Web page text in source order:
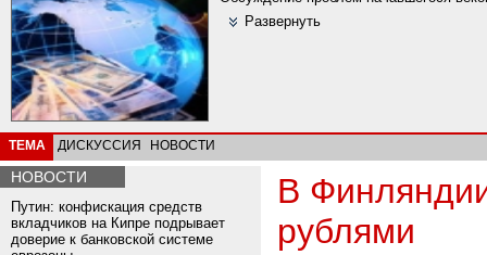
Развернуть
ТЕМА ДИСКУССИЯ НОВОСТИ
НОВОСТИ
Путин: конфискация средств
вкладчиков на Кипре подрывает
доверие к банковской системе
В
рублями